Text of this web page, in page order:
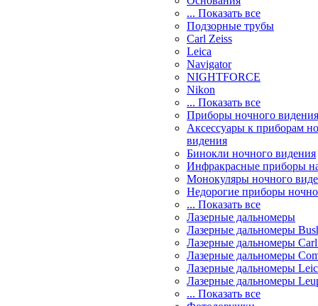
... Показать все
Подзорные трубы
Carl Zeiss
Leica
Navigator
NIGHTFORCE
Nikon
... Показать все
Приборы ночного видения
Аксессуары к приборам
видения
Бинокли ночного видения
Инфракрасные приборы
Монокуляры ночного
Недорогие приборы
... Показать все
Лазерные дальномеры
Лазерные дальномеры
Лазерные дальномеры
Лазерные дальномеры
Лазерные дальномеры
Лазерные дальномеры
... Показать все